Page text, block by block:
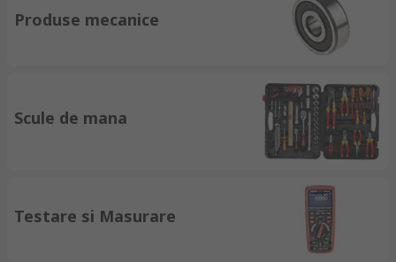
Produse mecanice
Scule de mana
Testare si Masurare